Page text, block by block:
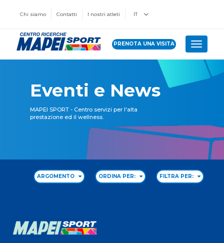
Chi siamo Contatti I nostri atleti IT
PRENOTA UNA VISITA Toggle
Eventi e News
MAPEI SPORT - Centro servizi per l'alta
prestazione ed il wellness.
ARGOMENTO ORDINA PER: FILTRA PER: